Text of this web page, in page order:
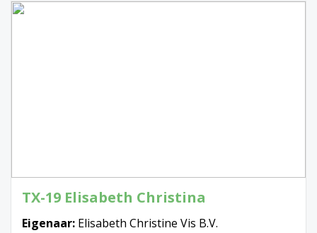
TX-19 Elisabeth Christina
Eigenaar: Elisabeth Christine Vis B.V.